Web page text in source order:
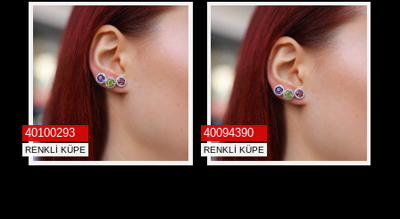
40100293
RENKLİ KÜPE
40094390
RENKLİ KÜPE